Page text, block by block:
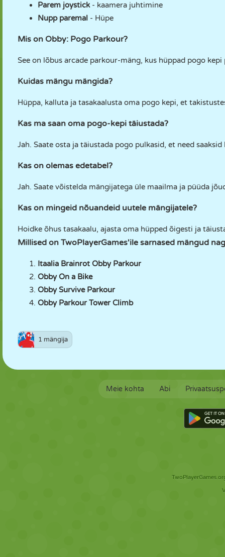
Parem joystick - kaamera juhtimine
Nupp paremal - Hüpe
Mis on Obby: Pogo Parkour?
See on lõbus arcade parkour-mäng, kus hüppad pogo
Kuidas mängu mängida?
Hüppa, kalluta ja tasakaalusta oma pogo kepi, et
Kas ma saan oma pogo-kepi täiustada?
Jah. Saate osta ja täiustada pogo pulkasid, et need
Kas on olemas edetabel?
Jah. Saate võistelda mängijatega üle maailma ja püüda
Kas on mingeid nõuandeid uutele mängijatele?
Hoidke õhus tasakaalu, ajasta oma hüpped õigesti ja
Millised on TwoPlayerGames'ile sarnased mängud
Itaalia Brainrot Obby Parkour
Obby On a Bike
Obby Survive Parkour
Obby Parkour Tower Climb
1 mängija
Meie kohta Abi